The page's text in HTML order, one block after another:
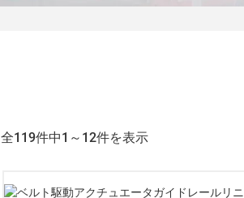
全119件中1～12件を表示